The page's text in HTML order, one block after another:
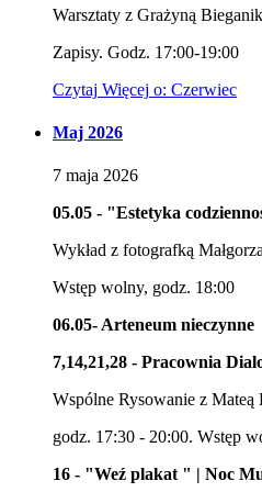
Warsztaty z Grażyną Bieganik
Zapisy. Godz. 17:00-19:00
Czytaj Więcej o: Czerwiec
Maj 2026
7 maja 2026
05.05 - "Estetyka
Wykład z fotografką
Wstęp wolny, godz. 18:00
06.05- Arteneum nieczynne
7,14,21,28 - Pracownia
Wspólne Rysowanie z Mateą
godz. 17:30 - 20:00. Wstęp
16 - "Weź plakat " | Noc